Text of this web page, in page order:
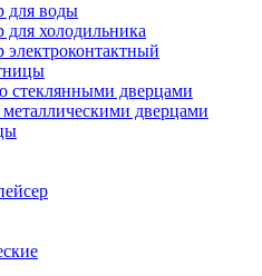
для воды
для холодильника
электроконтактный
стеклянными дверцами
дверцами